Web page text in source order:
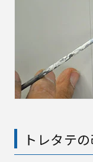
トレタテ